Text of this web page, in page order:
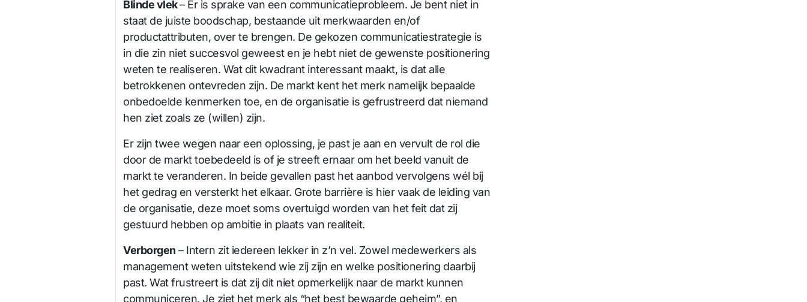
Blinde vlek– Er is sprake van een communicatieprobleem. Je bent niet in
staat de juiste boodschap, bestaande uit merkwaarden en/of
productattributen, over te brengen. De gekozen communicatiestrategie is
in die zin niet succesvol geweest en je hebt niet de gewenste positionering
weten te realiseren. Wat dit kwadrant interessant maakt, is dat alle
betrokkenen ontevreden zijn. De markt kent het merk namelijk bepaalde
onbedoelde kenmerken toe, en de organisatie is gefrustreerd dat niemand
hen ziet zoals ze (willen) zijn.
Er zijn twee wegen naar een oplossing, je past je aan en vervult de rol die
door de markt toebedeeld is of je streeft ernaar om het beeld vanuit de
markt te veranderen. In beide gevallen past het aanbod vervolgens wél bij
het gedrag en versterkt het elkaar. Grote barrière is hier vaak de leiding van
de organisatie, deze moet soms overtuigd worden van het feit dat zij
gestuurd hebben op ambitie in plaats van realiteit.
Verborgen – Intern zit iedereen lekker in z’n vel. Zowel medewerkers als
management weten uitstekend wie zij zijn en welke positionering daarbij
past. Wat frustreert is dat zij dit niet opmerkelijk naar de markt kunnen
communiceren. Je ziet het merk als “het best bewaarde geheim”, en